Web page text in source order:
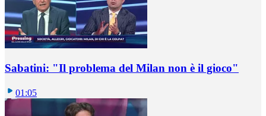
Sabatini: "Il problema del Milan non è il gioco"
01:05